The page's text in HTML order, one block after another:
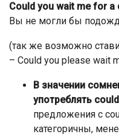
Could you wait me for
Вы не могли бы
(так же возможно
– Could you please wait
В значении
употреблять
предложения с
категоричны,